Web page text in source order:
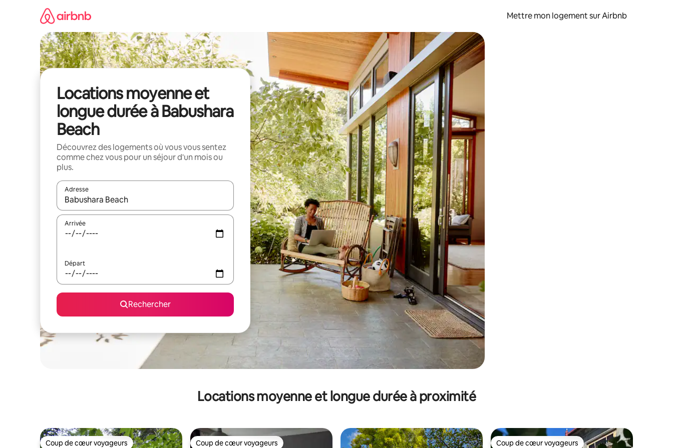
Mettre mon logement sur Airbnb
Locations moyenne et
longue durée à Babushara
Beach
Découvrez des logements où vous vous sentez
comme chez vous pour un séjour d'un mois ou
plus.
Adresse
Lorsque les résultats s'affichent, utilisez les flèches vers le haut et vers le bas pour les parcourir ou en appuyant et en faisant glisser.
Arrivée
Départ
Rechercher
Locations moyenne et longue durée à proximité
Coup de cœur voyageurs Coup de cœur voyageurs Coup de cœur voyageurs